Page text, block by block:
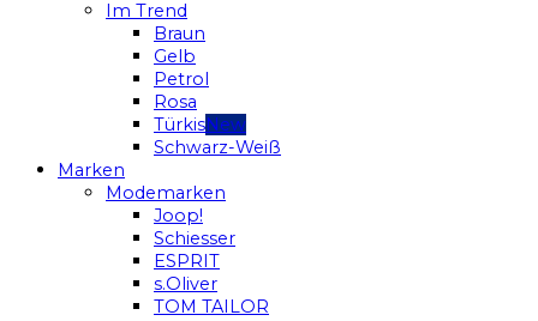
Im Trend
Braun
Gelb
Petrol
Rosa
Türkis
Schwarz-Weiß
Marken
Modemarken
Joop!
Schiesser
ESPRIT
s.Oliver
TOM TAILOR